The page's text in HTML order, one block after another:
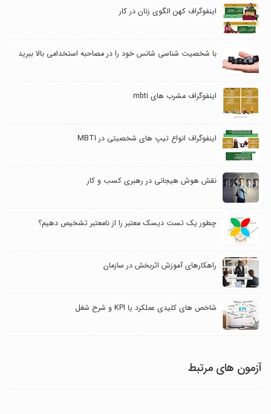
اینفوگراف کهن الگوی زنان در کار
با شخصیت شناسی شانس خود را در مصاحبه استخدامی بالا ببرید
اینفوگراف مشرب های mbti
اینفوگراف انواع تیپ های شخصیتی در MBTI
نقش هوش هیجانی در رهبری کسب و کار
چطور یک تست دیسک معتبر را از نامعتبر تشخیص دهیم؟
راهکارهای آموزش اثربخش در سازمان
شاخص های کلیدی عملکرد یا KPI و شرح شغل
آزمون های مرتبط